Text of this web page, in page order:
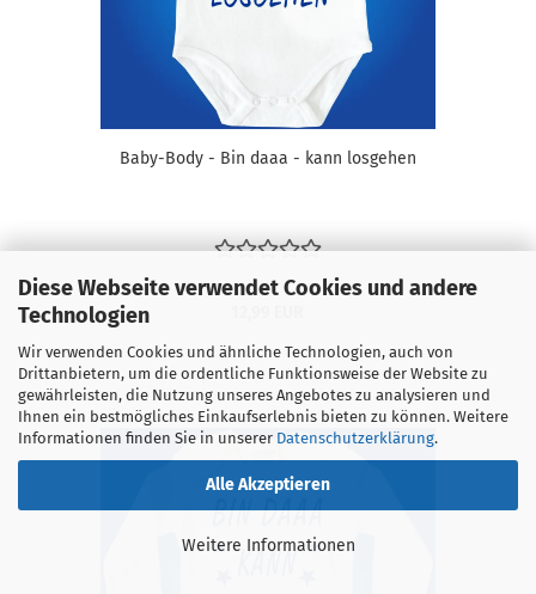
Diese Webseite verwendet Cookies und andere
Technologien
Wir verwenden Cookies und ähnliche Technologien, auch von
Drittanbietern, um die ordentliche Funktionsweise der Website zu
gewährleisten, die Nutzung unseres Angebotes zu analysieren und
Ihnen ein bestmögliches Einkaufserlebnis bieten zu können. Weitere
Informationen finden Sie in unserer Datenschutzerklärung.
Alle Akzeptieren
Weitere Informationen
Baby-Body - Bin daaa - kann losgehen